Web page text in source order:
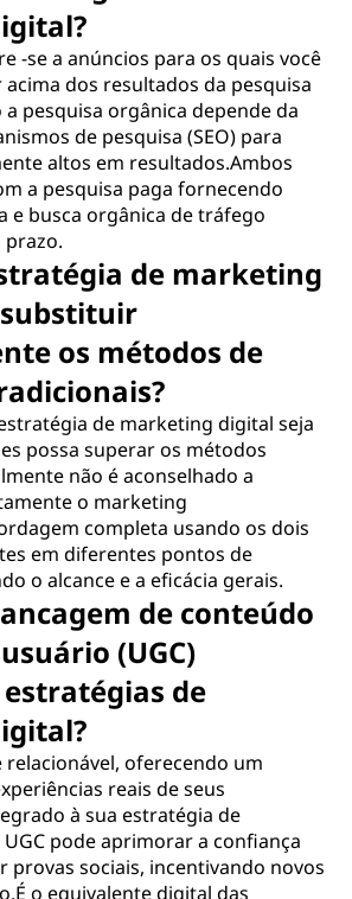
-se a anúncios para os quais você
dos resultados da pesquisa
pesquisa orgânica depende da
de pesquisa (SEO) para
altos em resultados.Ambos
a pesquisa paga fornecendo
e busca orgânica de tráfego
prazo.
de marketing
os métodos de
de marketing digital seja
possa superar os métodos
não é aconselhado a
o marketing
completa usando os dois
em diferentes pontos de
o alcance e a eficácia gerais.
de conteúdo
(UGC)
de
relacionável, oferecendo um
reais de seus
à sua estratégia de
pode aprimorar a confiança
provas sociais, incentivando novos
o equivalente digital das